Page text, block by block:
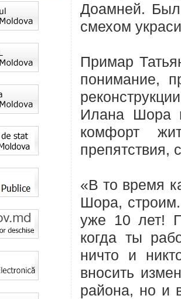
Доамней.
смехом
Примар
понимание,
Илана Шора
комфорт
препятствия,
«В то время
Шора,
уже 10 лет!
когда ты
ничто и
вносить
района, но и